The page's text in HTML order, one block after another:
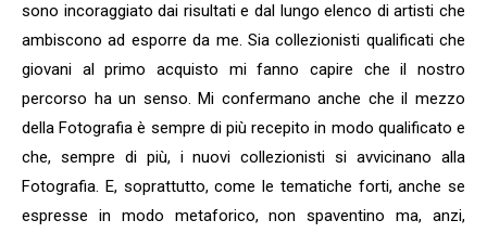
sono incoraggiato dai risultati e dal lungo elenco di artisti che
ambiscono ad esporre da me. Sia collezionisti qualificati che
giovani al primo acquisto mi fanno capire che il nostro
percorso ha un senso. Mi confermano anche che il mezzo
della Fotografia è sempre di più recepito in modo qualificato e
che, sempre di più, i nuovi collezionisti si avvicinano alla
Fotografia. E, soprattutto, come le tematiche forti, anche se
espresse in modo metaforico, non spaventino ma, anzi,